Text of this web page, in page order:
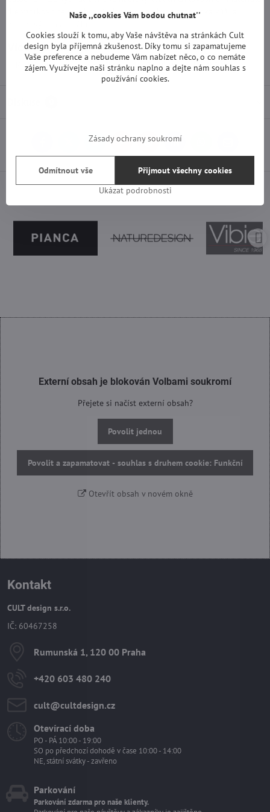
dle vzorkovnice výrobce. K dispozici je obsáhlá nabídka kůží a
Více z kategorie
Nábytek Sedačky ZNAČKY ALBANI
Bluesky Pinterest
mail
Externí obsah je blokován Volbami soukromí
Přejete si načíst externí obsah?
Povolit jednou
Povolit a zapamatovat - souhlas s druhem cookie: Funkční
Otevřít obsah v novém okně
Kontakt
CULT design s.r.o.
IČ: 60467258
Rumunská 1, 120 00 Praha
+420 603 480 240
cult​@cultdesign​.cz
Otevírací doba
PO - PÁ 10:00 - 19:00
SO po předchozí dohodě v čase 10:00 - 14:00
NE, státní svátky - zavřeno
Parkování
Parkování zdarma pro naše klienty.
Naše ,,cookies Vám bodou chutnat''
Cookies slouží k tomu, aby Vaše návštěva na stránkách Cult
design byla příjemná zkušenost. Díky tomu si zapamatujeme
Vaše preference a nebudeme Vám nabízet něco, o co nemáte
zájem. Využívejte naši stránku naplno a dejte nám souhlas s
používání cookies.
Zásady ochrany soukromí
Ukázat podrobnosti
Přijmout všechny cookies
Odmítnout vše